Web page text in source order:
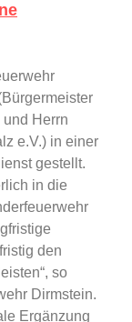
Herrn
e.V.) in einer
gestellt.
in die
den
so
Dirmstein.
Ergänzung